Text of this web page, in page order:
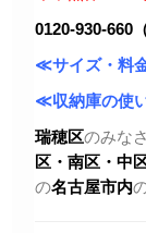
0120-930-660
≪サイズ・料
≪収納庫の使
瑞穂区のみな
区・ 南区・中
の名古屋市内